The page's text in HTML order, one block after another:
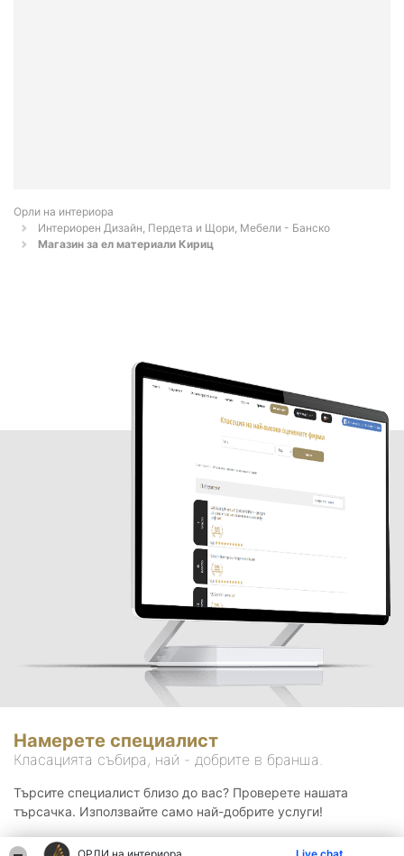
Орли на интериора
Интериорен Дизайн, Пердета и Щори, Мебели - Банско
Магазин за ел материали Кириц
Намерете специалист
Класацията събира, най - добрите в бранша.
Търсите специалист близо до вас? Проверете нашата
търсачка. Използвайте само най-добрите услуги!